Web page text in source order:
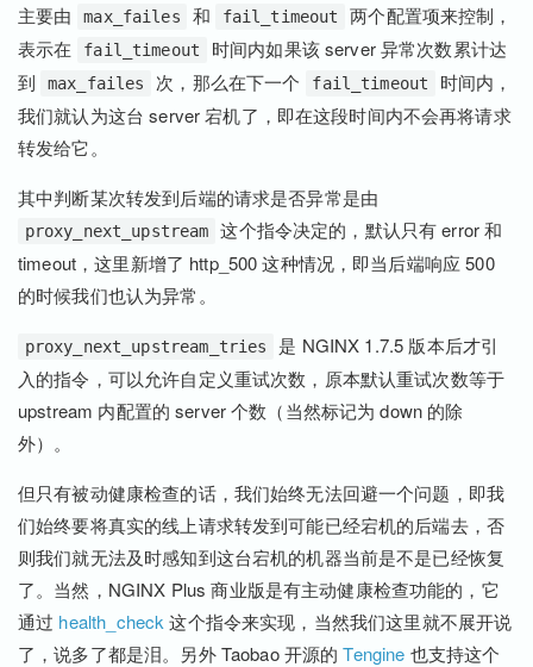
主要由 max_failes 和 fail_timeout
两个配置项来控制，
表示在
fail_timeout
时间内如果该 server 异常次数累计达
到
max_failes 次，那么在下一个 fail_timeout
时间内，
我们就认为这台 server 宕机了，即在这段时间内不会再将请求
转发给它。
其中判断某次转发到后端的请求是否异常是由
proxy_next_upstream
这个指令决定的，默认只有 error 和
timeout，这里新增了 http_500 这种情况，即当后端响应 500
的时候我们也认为异常。
proxy_next_upstream_tries
是 NGINX 1.7.5 版本后才引
入的指令，可以允许自定义重试次数，原本默认重试次数等于
upstream 内配置的 server 个数（当然标记为 down 的除
外）。
但只有被动健康检查的话，我们始终无法回避一个问题，即我
们始终要将真实的线上请求转发到可能已经宕机的后端去，否
则我们就无法及时感知到这台宕机的机器当前是不是已经恢复
了。当然，NGINX Plus 商业版是有主动健康检查功能的，它
通过 health_check 这个指令来实现，当然我们这里就不展开说
了，说多了都是泪。另外 Taobao 开源的Tengine 也支持这个